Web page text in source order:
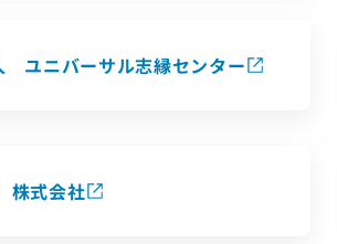
ユニバーサル志縁センター
株式会社